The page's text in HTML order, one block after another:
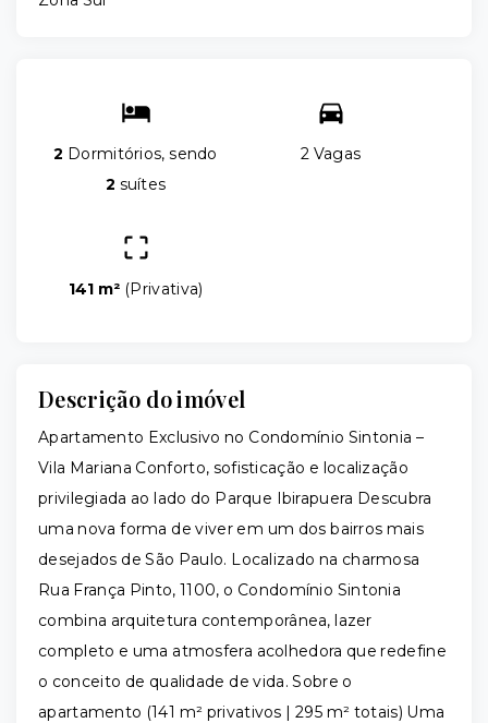
2 Dormitórios, sendo
2 suítes
2 Vagas
141 m² (Privativa)
Descrição do imóvel
Apartamento Exclusivo no Condomínio Sintonia –
Vila Mariana Conforto, sofisticação e localização
privilegiada ao lado do Parque Ibirapuera Descubra
uma nova forma de viver em um dos bairros mais
desejados de São Paulo. Localizado na charmosa
Rua França Pinto, 1100, o Condomínio Sintonia
combina arquitetura contemporânea, lazer
completo e uma atmosfera acolhedora que redefine
o conceito de qualidade de vida. Sobre o
apartamento (141 m² privativos | 295 m² totais) Uma